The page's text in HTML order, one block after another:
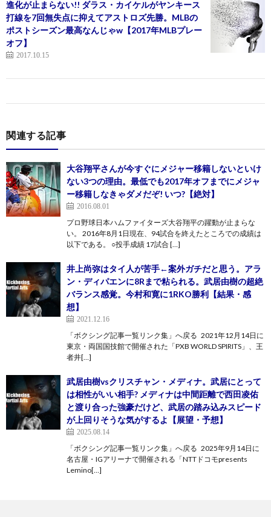
進化が止まらない!! ダラス・カイケルがヤンキース
打線を7回無失点に抑えてアストロズ先勝。MLBの
ポストシーズン最高なんじゃw【2017年MLBプレー
オフ】
2017.10.15
関連する記事
大谷翔平さんが今すぐにメジャー移籍しないといけ
ない3つの理由。最低でも2017年オフまでにメジャ
ー移籍しなきゃダメだぞ! いつ?【絶対】
2016.08.01
プロ野球日本ハムファイターズ大谷翔平の躍動が止まらな
い。 2016年8月1日現在、94試合を終えたところでの成績は
以下である。 ○投手成績 17試合 […]
井上尚弥はタイ人が苦手←案外ガチだと思う。アラ
ン・ディパエンに8Rまで粘られる。武居由樹の超絶
バランス感覚。今村和寛に1RKO勝利【結果・感
想】
2021.12.16
「ボクシング記事一覧リンク集」へ戻る 2021年12月14日に
東京・両国国技館で開催された「PXB WORLD SPIRITS」、王
者井[…]
武居由樹vsクリスチャン・メディナ。武居にとって
は相性がいい相手? メディナは中間距離で西田凌佑
と渡り合った強豪だけど、武居の踏み込みスピード
が上回りそうな気がするよ【展望・予想】
2025.08.14
「ボクシング記事一覧リンク集」へ戻る 2025年9月14日に
名古屋・IGアリーナで開催される「NTTドコモpresents
Lemino[…]